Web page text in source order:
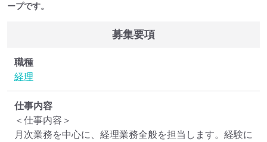
ープです。
募集要項
職種
経理
仕事内容
＜仕事内容＞
月次業務を中心に、経理業務全般を担当します。経験に